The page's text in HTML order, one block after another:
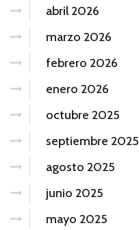
abril 2026
marzo 2026
febrero 2026
enero 2026
octubre 2025
septiembre 2025
agosto 2025
junio 2025
mayo 2025